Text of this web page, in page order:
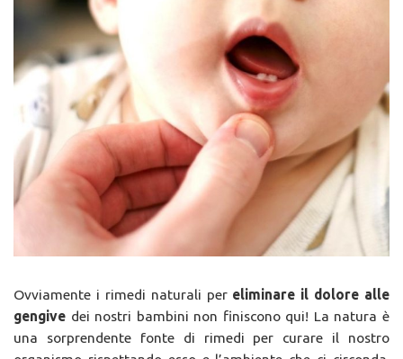
Ovviamente i rimedi naturali per eliminare il dolore alle
gengive dei nostri bambini non finiscono qui! La natura è
una sorprendente fonte di rimedi per curare il nostro